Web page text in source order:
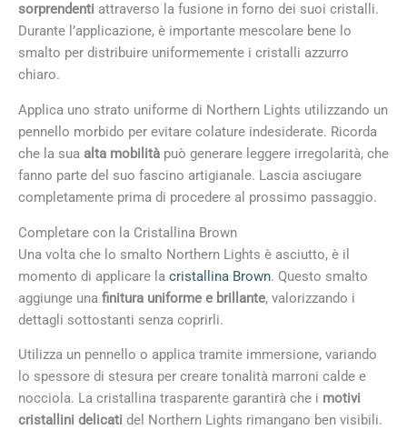
sorprendenti attraverso la fusione in forno dei suoi cristalli.
Durante l’applicazione, è importante mescolare bene lo
smalto per distribuire uniformemente i cristalli azzurro
chiaro.
Applica uno strato uniforme di Northern Lights utilizzando un
pennello morbido per evitare colature indesiderate. Ricorda
che la sua alta mobilità può generare leggere irregolarità, che
fanno parte del suo fascino artigianale. Lascia asciugare
completamente prima di procedere al prossimo passaggio.
Completare con la Cristallina Brown
Una volta che lo smalto Northern Lights è asciutto, è il
momento di applicare la cristallina Brown. Questo smalto
aggiunge una finitura uniforme e brillante, valorizzando i
dettagli sottostanti senza coprirli.
Utilizza un pennello o applica tramite immersione, variando
lo spessore di stesura per creare tonalità marroni calde e
nocciola. La cristallina trasparente garantirà che i motivi
cristallini delicati del Northern Lights rimangano ben visibili.